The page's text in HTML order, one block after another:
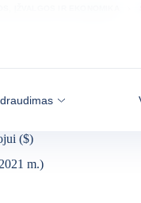
($)
m.)